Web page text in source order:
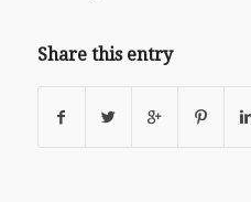
Share this entry